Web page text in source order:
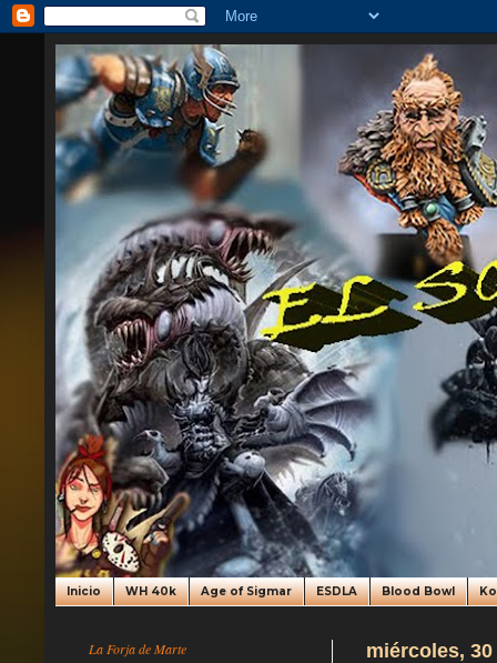
Inicio WH 40k Age of Sigmar ESDLA Blood Bowl
miércoles,
La Forja de Marte